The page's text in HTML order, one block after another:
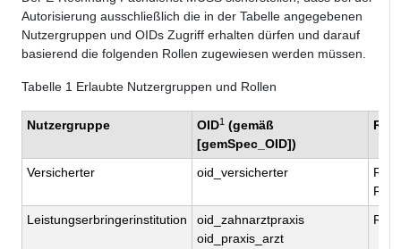
Autorisierung ausschließlich die in der Tabelle angegebenen
Nutzergruppen und OIDs Zugriff erhalten dürfen und darauf
basierend die folgenden Rollen zugewiesen werden müssen.
Tabelle 1 Erlaubte Nutzergruppen und Rollen
Nutzergruppe OID1 (gemäß
[gemSpec_OID])
Versicherter oid_versicherter
Leistungserbringerinstitution
oid_zahnarztpraxis
oid_praxis_arzt